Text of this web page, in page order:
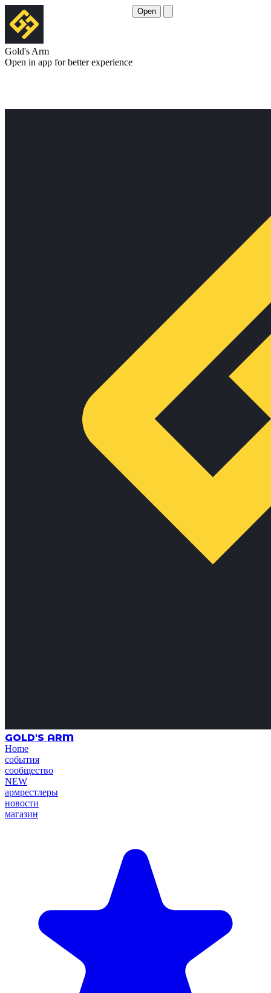
Gold's Arm
Open in app for better experience
Open
GOLD'S ARM
Home
события
сообщество
NEW
армрестлеры
новости
магазин